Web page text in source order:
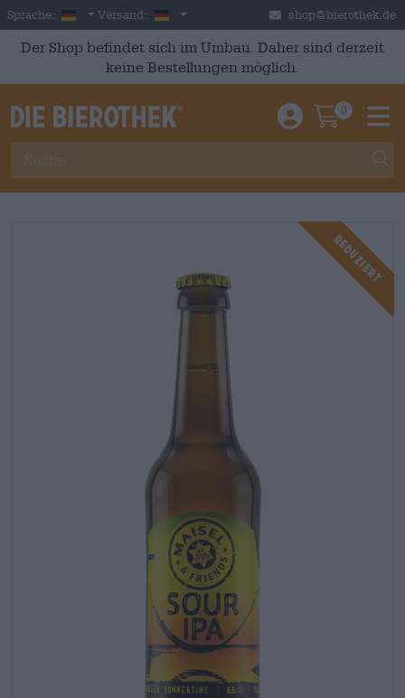
Skip to main content
Sprache: German
Versand: Deutschland shop@bierothek.de
Der Shop befindet sich im Umbau. Daher sind derzeit
keine Bestellungen möglich.
Einloggen /
0
Reduziert